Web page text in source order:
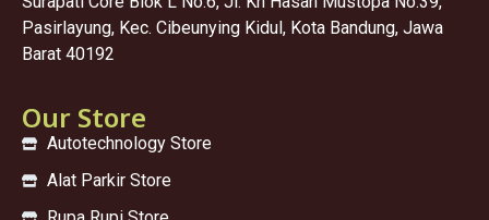
Pasirlayung, Kec. Cibeunying Kidul, Kota Bandung, Jawa
Barat 40192
Our Store
Autotechnology Store
Alat Parkir Store